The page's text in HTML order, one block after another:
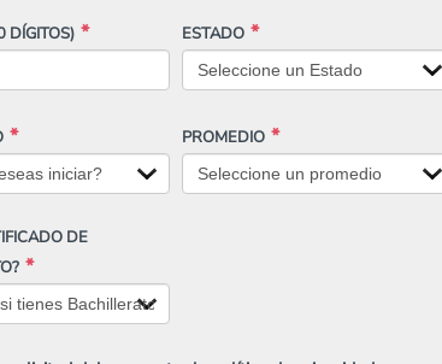
DÍGITOS) ESTADO
PROMEDIO
DE